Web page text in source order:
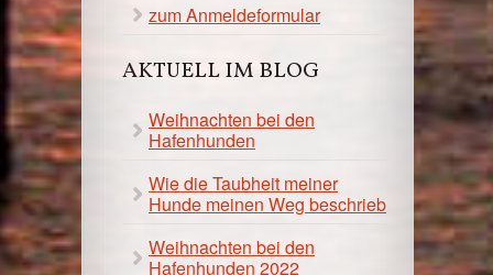
zum Anmeldeformular
AKTUELL IM BLOG
Weihnachten bei den
Hafenhunden
Wie die Taubheit meiner
Hunde meinen Weg beschrieb
Weihnachten bei den
Hafenhunden 2022